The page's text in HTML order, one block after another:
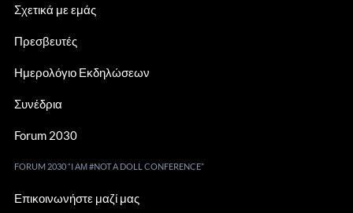
Σχετικά με εμάς
Πρεσβευτές
Ημερολόγιο Εκδηλώσεων
Συνέδρια
Forum 2030
FORUM 2030 “I ΑΜ #NOT Α DOLL CONFERENCE”
Επικοινωνήστε μαζί μας